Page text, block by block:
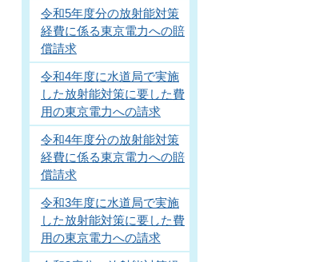
令和5年度分の放射能対策
経費に係る東京電力への賠
償請求
令和4年度に水道局で実施
した放射能対策に要した費
用の東京電力への請求
令和4年度分の放射能対策
経費に係る東京電力への賠
償請求
令和3年度に水道局で実施
した放射能対策に要した費
用の東京電力への請求